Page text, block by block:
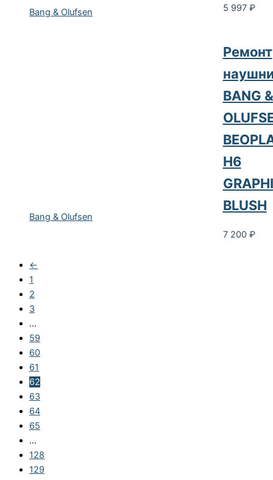
Bang & Olufsen 5 997 ₽
Bang & Olufsen
Ремонт
BANG &
H6
BLUSH
7 200 ₽
←
1
2
3
…
59
60
61
62
63
64
65
…
128
129